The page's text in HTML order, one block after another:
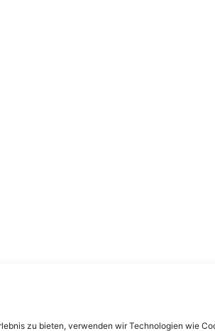
zu bieten, verwenden wir Technologien wie